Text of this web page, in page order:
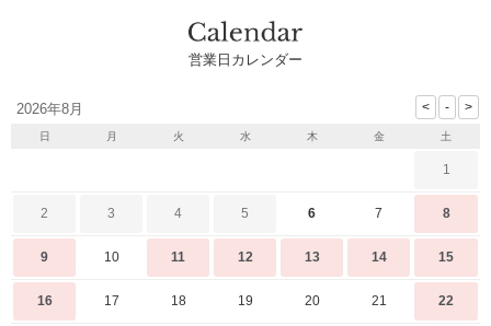
営業日カレンダー
2026年8月
日 月 火 水 木 金 土
1
2 3 4 5 6 7 8
9 10 11 12 13 14 15
16 17 18 19 20 21 22